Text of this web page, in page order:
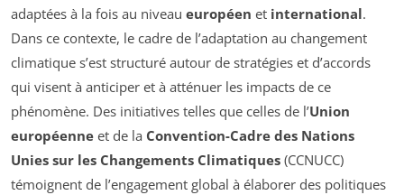
adaptées à la fois au niveau européen et international.
Dans ce contexte, le cadre de l’adaptation au changement
climatique s’est structuré autour de stratégies et d’accords
qui visent à anticiper et à atténuer les impacts de ce
phénomène. Des initiatives telles que celles de l’Union
européenne et de la Convention-Cadre des Nations
Unies sur les Changements Climatiques (CCNUCC)
témoignent de l’engagement global à élaborer des politiques